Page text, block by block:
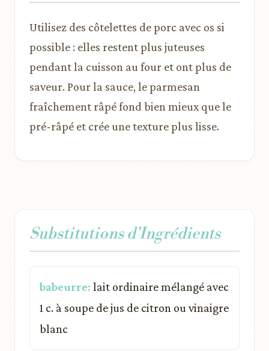
Utilisez des côtelettes de porc avec os si
possible : elles restent plus juteuses
pendant la cuisson au four et ont plus de
saveur. Pour la sauce, le parmesan
fraîchement râpé fond bien mieux que le
pré-râpé et crée une texture plus lisse.
Substitutions d'Ingrédients
babeurre: lait ordinaire mélangé avec
1 c. à soupe de jus de citron ou vinaigre
blanc